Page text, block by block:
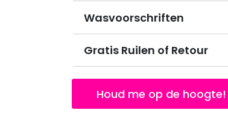
Wasvoorschriften
Gratis Ruilen of Retour
Houd me op de hoogte!